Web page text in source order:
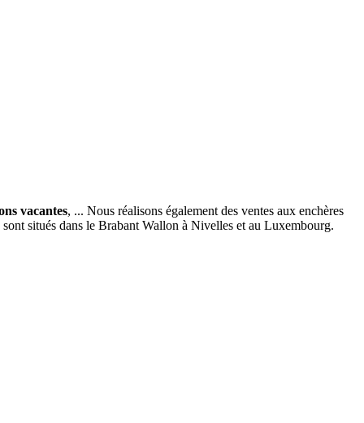
vacantes, ... Nous réalisons également des ventes aux enchères
situés dans le Brabant Wallon à Nivelles et au Luxembourg.